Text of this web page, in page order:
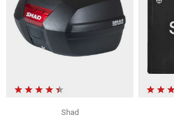
Shad